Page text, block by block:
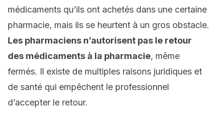
médicaments qu’ils ont achetés dans une certaine
pharmacie, mais ils se heurtent à un gros obstacle.
Les pharmaciens n’autorisent pas le retour
des médicaments à la pharmacie, même
fermés. Il existe de multiples raisons juridiques et
de santé qui empêchent le professionnel
d’accepter le retour.